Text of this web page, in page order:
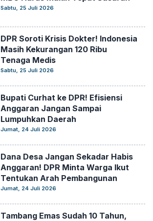
Sabtu, 25 Juli 2026
DPR Soroti Krisis Dokter! Indonesia
Masih Kekurangan 120 Ribu
Tenaga Medis
Sabtu, 25 Juli 2026
Bupati Curhat ke DPR! Efisiensi
Anggaran Jangan Sampai
Lumpuhkan Daerah
Jumat, 24 Juli 2026
Dana Desa Jangan Sekadar Habis
Anggaran! DPR Minta Warga Ikut
Tentukan Arah Pembangunan
Jumat, 24 Juli 2026
Tambang Emas Sudah 10 Tahun,